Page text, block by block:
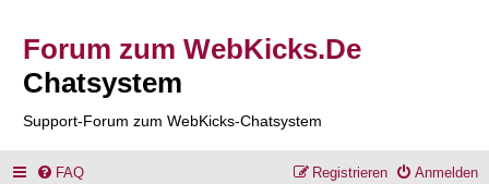
Forum zum WebKicks.De
Chatsystem
Support-Forum zum WebKicks-Chatsystem
FAQ Anmelden
Registrieren